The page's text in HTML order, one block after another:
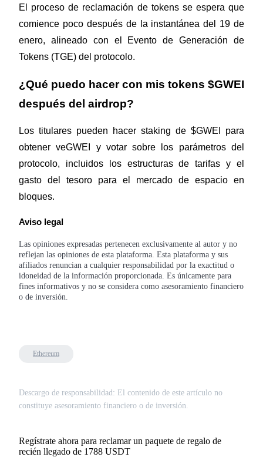
Deposit & Trade BTC to Share 25000 USDT prize pool!
Deposit CASHCAT & Win
Share 500000 CASHCAT prize pool
Exclusive for BitMart Users
Precious Metals Trading Carnival
USDT New User Exclusive 10% APR
BTC Flexible Staking | Daily Rewards
El proceso de reclamación de tokens se espera que
comience poco después de la instantánea del 19 de
enero, alineado con el Evento de Generación de
Tokens (TGE) del protocolo.
¿Qué puedo hacer con mis tokens $GWEI
después del airdrop?
Los titulares pueden hacer staking de $GWEI para
obtener veGWEI y votar sobre los parámetros del
protocolo, incluidos los estructuras de tarifas y el
gasto del tesoro para el mercado de espacio en
bloques.
Aviso legal
Las opiniones expresadas pertenecen exclusivamente al autor y no
reflejan las opiniones de esta plataforma. Esta plataforma y sus
afiliados renuncian a cualquier responsabilidad por la exactitud o
idoneidad de la información proporcionada. Es únicamente para
fines informativos y no se considera como asesoramiento financiero
o de inversión.
Ethereum
Descargo de responsabilidad: El contenido de este artículo no
constituye asesoramiento financiero o de inversión.
Regístrate ahora para reclamar un paquete de regalo de
recién llegado de 1788 USDT